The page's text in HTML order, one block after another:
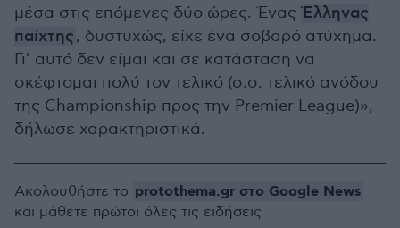
μέσα στις επόμενες δύο ώρες. ΈναςΈλληνας
παίχτης, δυστυχώς, είχε ένα σοβαρό ατύχημα.
Γι’ αυτό δεν είμαι και σε κατάσταση να
σκέφτομαι πολύ τον τελικό (σ.σ. τελικό ανόδου
της Championship προς την Premier League)»,
δήλωσε χαρακτηριστικά.
Ακολουθήστε το protothema.gr στο Google News
και μάθετε πρώτοι όλες τις ειδήσεις